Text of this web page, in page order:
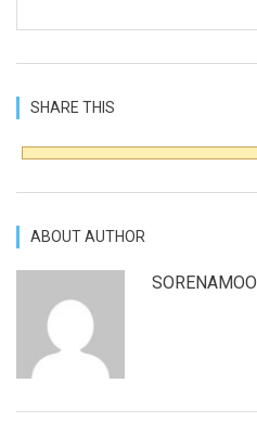
SHARE THIS
ABOUT AUTHOR
SORENAMOO